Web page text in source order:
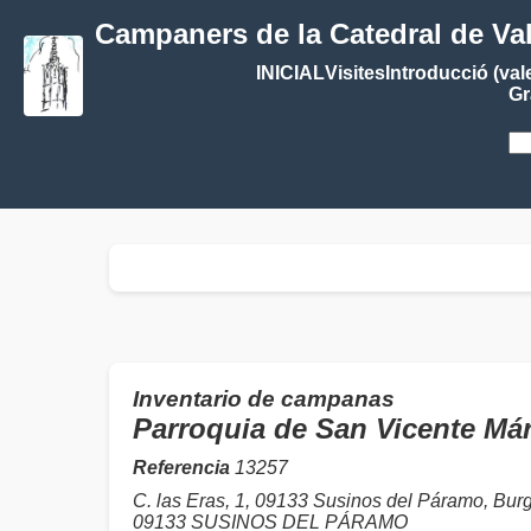
Campaners de la Catedral de
INICIALVisitesIntroducció
Inventario de campanas
Parroquia de San Vicente
Referencia 13257
C. las Eras, 1, 09133 Susinos del Páramo,
09133 SUSINOS DEL PÁRAMO